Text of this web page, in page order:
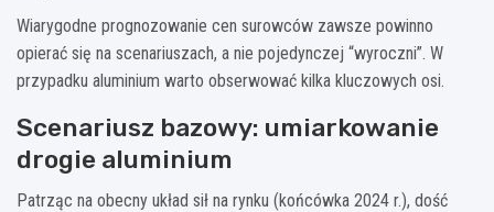
Wiarygodne prognozowanie cen surowców zawsze powinno
opierać się na scenariuszach, a nie pojedynczej “wyroczni”. W
przypadku aluminium warto obserwować kilka kluczowych osi.
Scenariusz bazowy: umiarkowanie
drogie aluminium
Patrząc na obecny układ sił na rynku (końcówka 2024 r.), dość